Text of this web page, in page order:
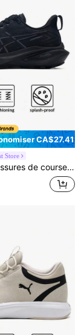
CA$27.41
Store
amorti, légères, GT-2000 13, course sur route extérieure 1012B666